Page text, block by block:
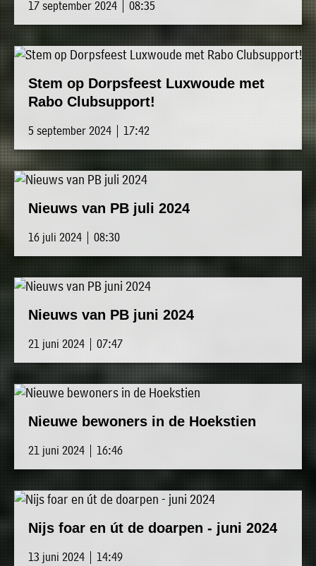
17 september 2024 | 08:35
Stem op Dorpsfeest Luxwoude met
Rabo Clubsupport!
5 september 2024 | 17:42
Nieuws van PB juli 2024
16 juli 2024 | 08:30
Nieuws van PB juni 2024
21 juni 2024 | 07:47
Nieuwe bewoners in de Hoekstien
21 juni 2024 | 16:46
Nijs foar en út de doarpen - juni 2024
13 juni 2024 | 14:49